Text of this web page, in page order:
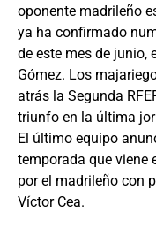
oponente madrileño
ya ha confirmado
de este mes de junio,
Gómez. Los
atrás la Segunda
triunfo en la última
El último equipo
temporada que viene
por el madrileño con
Víctor Cea.